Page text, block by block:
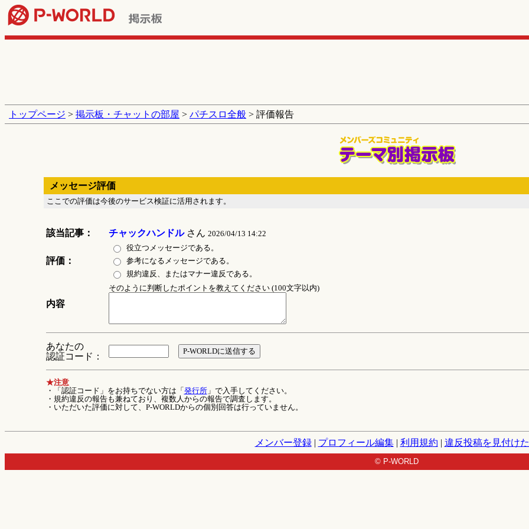
トップページ > 掲示板・チャットの部屋 > パチスロ全般 > 評価報告
メッセージ評価
ここでの評価は今後のサービス検証に活用されます。
該当記事： チャックハンドルさん 2026/04/13 14:22
評価：
役立つメッセージである。
参考になるメッセージである。
規約違反、またはマナー違反である。
内容
そのように判断したポイントを教えてください (100文字以内)
あなたの
認証コード：
★注意
・「認証コード」をお持ちでない方は「 発行所」で入手してください。
・規約違反の報告も兼ねており、複数人からの報告で調査します。
・いただいた評価に対して、P-WORLDからの個別回答は行っていません。
メンバー登録| プロフィール編集| 利用規約 | 違反投稿を見付け
© P-WORLD